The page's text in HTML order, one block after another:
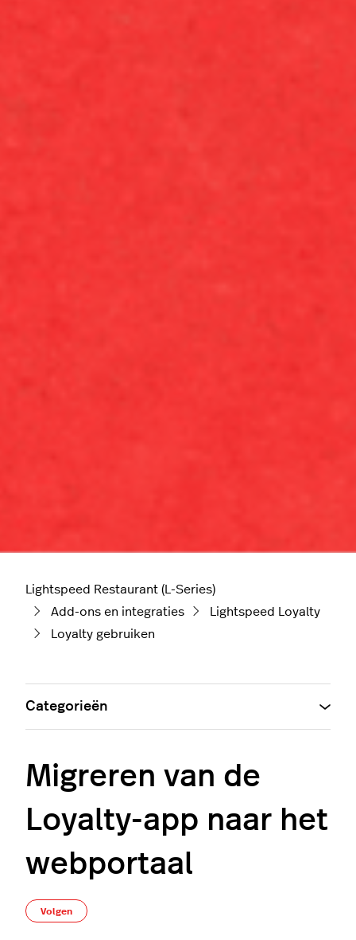
Lightspeed Restaurant (L-Series)
Add-ons en integraties
Lightspeed Loyalty
Loyalty gebruiken
Migreren van de
Loyalty-app naar het
webportaal
Volgen
Categorieën